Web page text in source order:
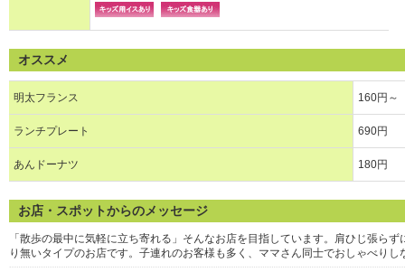
オススメ
明太フランス 160円～
ランチプレート 690円
あんドーナツ 180円
お店・スポットからのメッセージ
「散歩の最中に気軽に立ち寄れる」そんなお店を目指しています。肩ひじ張ら
り無いタイプのお店です。子連れのお客様も多く、ママさん同士でおしゃべり